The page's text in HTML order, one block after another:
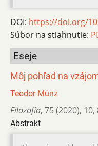
DOI: https://doi.org/
Súbor na stiahnutie:
Eseje
Môj pohľad na
Teodor Münz
Filozofia, 75 (2020), 10,
Abstrakt